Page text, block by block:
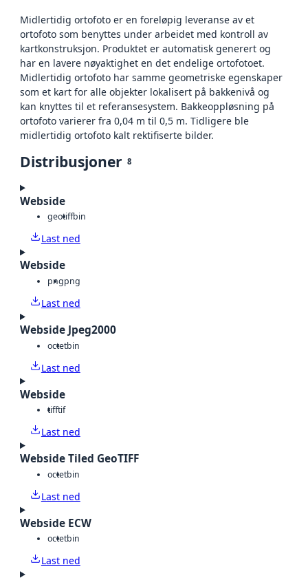
Midlertidig ortofoto er en foreløpig leveranse av et
ortofoto som benyttes under arbeidet med kontroll av
kartkonstruksjon. Produktet er automatisk generert og
har en lavere nøyaktighet en det endelige ortofotoet.
Midlertidig ortofoto har samme geometriske egenskaper
som et kart for alle objekter lokalisert på bakkenivå og
kan knyttes til et referansesystem. Bakkeoppløsning på
ortofoto varierer fra 0,04 m til 0,5 m. Tidligere ble
midlertidig ortofoto kalt rektifiserte bilder.
Distribusjoner 8
Webside
geotiffbin
Last ned
Webside
pngpng
Last ned
Webside Jpeg2000
octetbin
Last ned
Webside
tifftif
Last ned
Webside Tiled GeoTIFF
octetbin
Last ned
Webside ECW
octetbin
Last ned